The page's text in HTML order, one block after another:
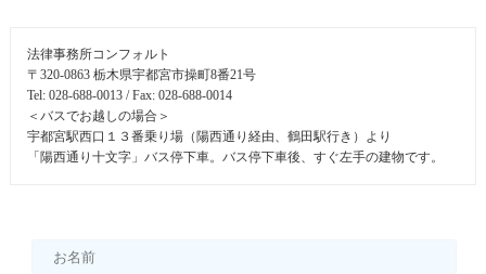
法律事務所コンフォルト
〒320-0863 栃木県宇都宮市操町8番21号
Tel: 028-688-0013 / Fax: 028-688-0014
＜バスでお越しの場合＞
宇都宮駅西口１３番乗り場（陽西通り経由、鶴田駅行き）より
「陽西通り十文字」バス停下車。バス停下車後、すぐ左手の建物です。